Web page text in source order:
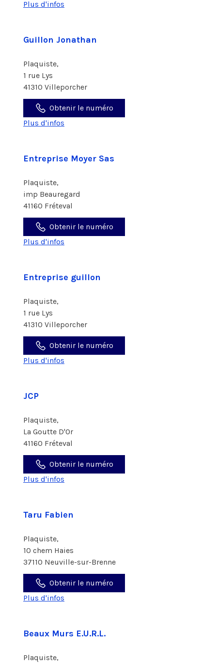
Plus d'infos
Guillon Jonathan
Plaquiste,
1 rue Lys
41310 Villeporcher
Obtenir le numéro
Plus d'infos
Entreprise Moyer Sas
Plaquiste,
imp Beauregard
41160 Fréteval
Obtenir le numéro
Plus d'infos
Entreprise guillon
Plaquiste,
1 rue Lys
41310 Villeporcher
Obtenir le numéro
Plus d'infos
JCP
Plaquiste,
La Goutte D'Or
41160 Fréteval
Obtenir le numéro
Plus d'infos
Taru Fabien
Plaquiste,
10 chem Haies
37110 Neuville-sur-Brenne
Obtenir le numéro
Plus d'infos
Beaux Murs E.U.R.L.
Plaquiste,